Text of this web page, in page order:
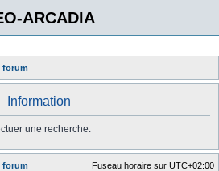
ARCADIA
forum
Information
une recherche.
forum Fuseau horaire sur UTC+02:00